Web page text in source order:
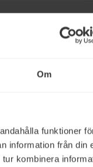
Om
funktioner
information från din
kombinera